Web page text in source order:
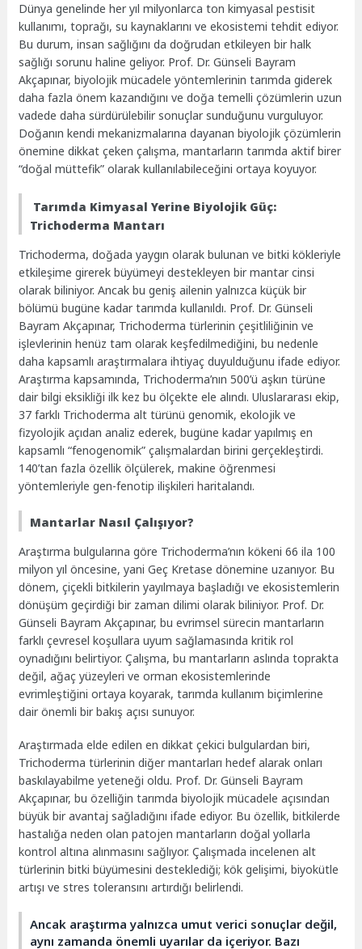
Dünya genelinde her yıl milyonlarca ton kimyasal pestisit
kullanımı, toprağı, su kaynaklarını ve ekosistemi tehdit ediyor.
Bu durum, insan sağlığını da doğrudan etkileyen bir halk
sağlığı sorunu haline geliyor. Prof. Dr. Günseli Bayram
Akçapınar, biyolojik mücadele yöntemlerinin tarımda giderek
daha fazla önem kazandığını ve doğa temelli çözümlerin uzun
vadede daha sürdürülebilir sonuçlar sunduğunu vurguluyor.
Doğanın kendi mekanizmalarına dayanan biyolojik çözümlerin
önemine dikkat çeken çalışma, mantarların tarımda aktif birer
“doğal müttefik” olarak kullanılabileceğini ortaya koyuyor.
Tarımda Kimyasal Yerine Biyolojik Güç:
Trichoderma Mantarı
Trichoderma, doğada yaygın olarak bulunan ve bitki kökleriyle
etkileşime girerek büyümeyi destekleyen bir mantar cinsi
olarak biliniyor. Ancak bu geniş ailenin yalnızca küçük bir
bölümü bugüne kadar tarımda kullanıldı. Prof. Dr. Günseli
Bayram Akçapınar, Trichoderma türlerinin çeşitliliğinin ve
işlevlerinin henüz tam olarak keşfedilmediğini, bu nedenle
daha kapsamlı araştırmalara ihtiyaç duyulduğunu ifade ediyor.
Araştırma kapsamında, Trichoderma’nın 500’ü aşkın türüne
dair bilgi eksikliği ilk kez bu ölçekte ele alındı. Uluslararası ekip,
37 farklı Trichoderma alt türünü genomik, ekolojik ve
fizyolojik açıdan analiz ederek, bugüne kadar yapılmış en
kapsamlı “fenogenomik” çalışmalardan birini gerçekleştirdi.
140’tan fazla özellik ölçülerek, makine öğrenmesi
yöntemleriyle gen-fenotip ilişkileri haritalandı.
Mantarlar Nasıl Çalışıyor?
Araştırma bulgularına göre Trichoderma’nın kökeni 66 ila 100
milyon yıl öncesine, yani Geç Kretase dönemine uzanıyor. Bu
dönem, çiçekli bitkilerin yayılmaya başladığı ve ekosistemlerin
dönüşüm geçirdiği bir zaman dilimi olarak biliniyor. Prof. Dr.
Günseli Bayram Akçapınar, bu evrimsel sürecin mantarların
farklı çevresel koşullara uyum sağlamasında kritik rol
oynadığını belirtiyor. Çalışma, bu mantarların aslında toprakta
değil, ağaç yüzeyleri ve orman ekosistemlerinde
evrimleştiğini ortaya koyarak, tarımda kullanım biçimlerine
dair önemli bir bakış açısı sunuyor.
Araştırmada elde edilen en dikkat çekici bulgulardan biri,
Trichoderma türlerinin diğer mantarları hedef alarak onları
baskılayabilme yeteneği oldu. Prof. Dr. Günseli Bayram
Akçapınar, bu özelliğin tarımda biyolojik mücadele açısından
büyük bir avantaj sağladığını ifade ediyor. Bu özellik, bitkilerde
hastalığa neden olan patojen mantarların doğal yollarla
kontrol altına alınmasını sağlıyor. Çalışmada incelenen alt
türlerinin bitki büyümesini desteklediği; kök gelişimi, biyokütle
artışı ve stres toleransını artırdığı belirlendi.
Ancak araştırma yalnızca umut verici sonuçlar değil,
aynı zamanda önemli uyarılar da içeriyor. Bazı